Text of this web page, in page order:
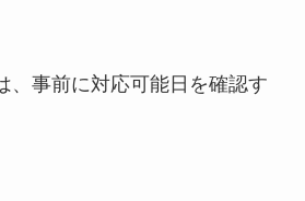
、事前に対応可能日を確認す